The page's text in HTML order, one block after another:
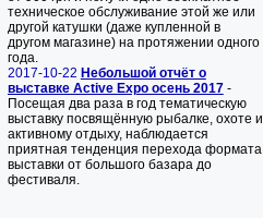
техническое обслуживание этой же или
другой катушки (даже купленной в
другом магазине) на протяжении одного
года.
2017-10-22 Небольшой отчёт о
выставке Active Expo осень 2017 -
Посещая два раза в год тематическую
выставку посвящённую рыбалке, охоте и
активному отдыху, наблюдается
приятная тенденция перехода формата
выставки от большого базара до
фестиваля.